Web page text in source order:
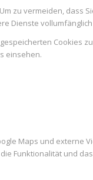
zu vermeiden, dass
Dienste
Cookies
einsehen.
Maps und
Funktionalität und